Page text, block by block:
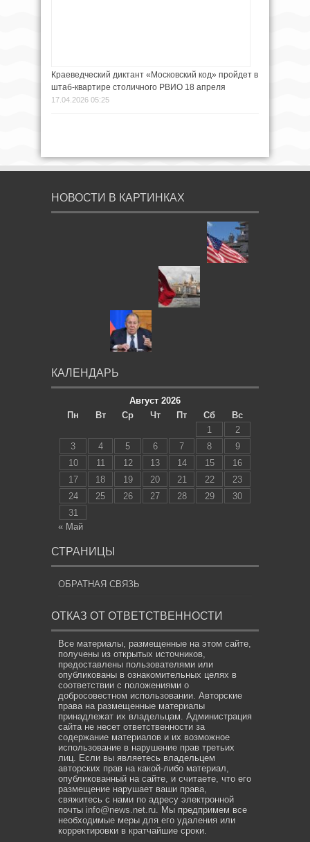
Краеведческий диктант «Московский код» пройдет в
штаб-квартире столичного РВИО 18 апреля
17.04.2026 05:25
НОВОСТИ В КАРТИНКАХ
КАЛЕНДАРЬ
Август 2026
Пн
Вт Ср Чт Пт Сб
Вс
1
2
3
4 5 6 7 8
9
10
11 12 13 14 15
16
17
18 19 20 21 22
23
24
25 26 27 28 29
30
31
« Май
СТРАНИЦЫ
ОБРАТНАЯ СВЯЗЬ
ОТКАЗ ОТ ОТВЕТСТВЕННОСТИ
Все материалы, размещенные на этом сайте,
получены из открытых источников,
предоставлены пользователями или
опубликованы в ознакомительных целях в
соответствии с положениями о
добросовестном использовании. Авторские
права на размещенные материалы
принадлежат их владельцам. Администрация
сайта не несет ответственности за
содержание материалов и их возможное
использование в нарушение прав третьих
лиц. Если вы являетесь владельцем
авторских прав на какой-либо материал,
опубликованный на сайте, и считаете, что его
размещение нарушает ваши права,
свяжитесь с нами по адресу электронной
почты info@news.net.ru . Мы предпримем все
необходимые меры для его удаления или
корректировки в кратчайшие сроки.